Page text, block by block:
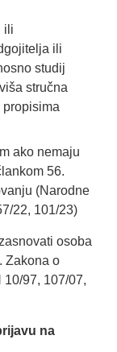
ili
ili
studij
stručna
ako nemaju
56.
(Narodne
22, 101/23)
osoba
Zakona o
97, 107/07,
na